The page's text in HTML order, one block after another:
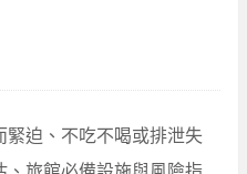
迫、不吃不喝或排泄失